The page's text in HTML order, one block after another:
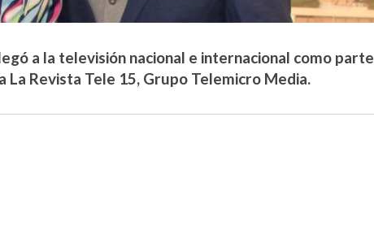
a la televisión nacional e internacional como parte
Revista Tele 15, Grupo Telemicro Media.